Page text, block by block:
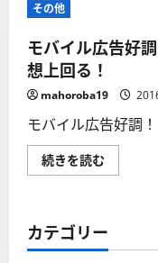
その他
モバイル広告好
想上回る！
mahoroba19
モバイル広告好調
続きを読む
バ
好
調！
カテゴリー